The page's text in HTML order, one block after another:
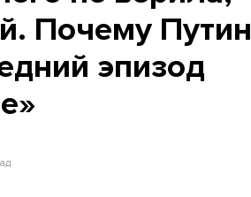
Почему Путин
эпизод